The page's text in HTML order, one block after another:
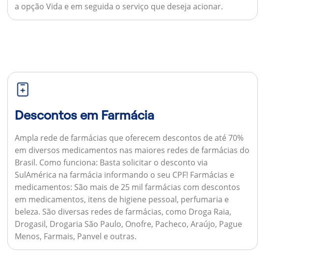
a opção Vida e em seguida o serviço que deseja acionar.
Descontos em Farmácia
Ampla rede de farmácias que oferecem descontos de até 70%
em diversos medicamentos nas maiores redes de farmácias do
Brasil. Como funciona: Basta solicitar o desconto via
SulAmérica na farmácia informando o seu CPF! Farmácias e
medicamentos: São mais de 25 mil farmácias com descontos
em medicamentos, itens de higiene pessoal, perfumaria e
beleza. São diversas redes de farmácias, como Droga Raia,
Drogasil, Drogaria São Paulo, Onofre, Pacheco, Araújo, Pague
Menos, Farmais, Panvel e outras.